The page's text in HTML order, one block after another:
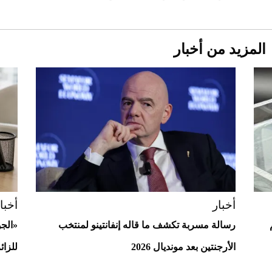
Aston Martin Valiant: على هوى الأبطال
المزيد من أخبار
أخبار
رسالة مسربة تكشف ما قاله إنفانتينو لمنتخب
الأرجنتين بعد مونديال 2026